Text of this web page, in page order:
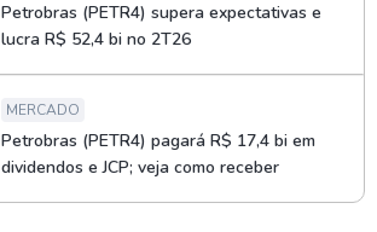
Petrobras (PETR4) supera expectativas e
lucra R$ 52,4 bi no 2T26
MERCADO
Petrobras (PETR4) pagará R$ 17,4 bi em
dividendos e JCP; veja como receber